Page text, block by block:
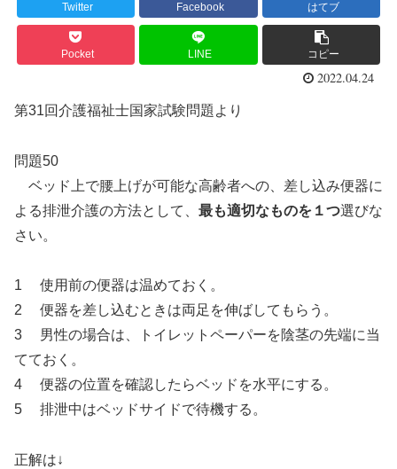
Twitter Facebook はてブ
Pocket LINE コピー
2022.04.24
第31回介護福祉士国家試験問題より
問題50
ベッド上で腰上げが可能な高齢者への、差し込み便器に
よる排泄介護の方法として、 最も適切なものを１つ選びな
さい。
1 使用前の便器は温めておく。
2 便器を差し込むときは両足を伸ばしてもらう。
3 男性の場合は、トイレットペーパーを陰茎の先端に当
てておく。
4 便器の位置を確認したらベッドを水平にする。
5 排泄中はベッドサイドで待機する。
正解は↓